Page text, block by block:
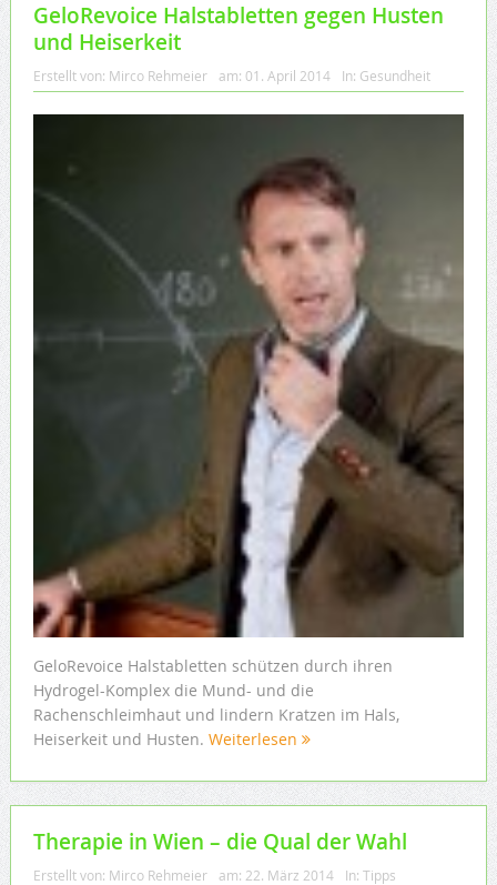
GeloRevoice Halstabletten gegen Husten
und Heiserkeit
Erstellt von: Mirco Rehmeier am: 01. April 2014 In: Gesundheit
GeloRevoice Halstabletten schützen durch ihren
Hydrogel-Komplex die Mund- und die
Rachenschleimhaut und lindern Kratzen im Hals,
Heiserkeit und Husten. Weiterlesen
Therapie in Wien – die Qual der Wahl
Erstellt von: Mirco Rehmeier am: 22. März 2014 In: Tipps